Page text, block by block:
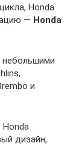
Honda
— Honda
небольшими
и
Honda
дизайн,